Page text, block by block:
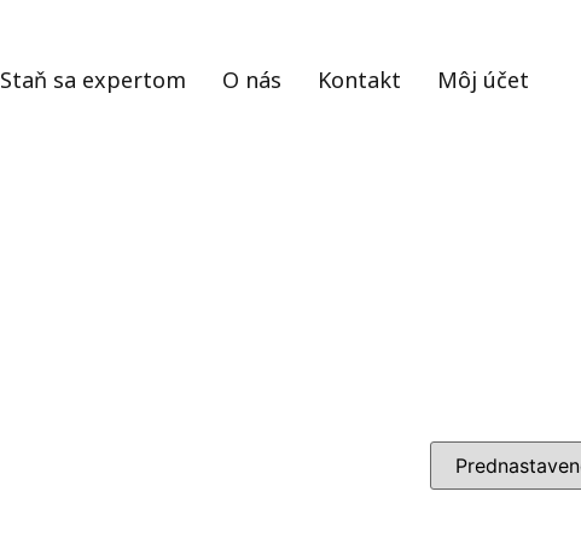
Staň sa expertom O nás Kontakt Môj účet